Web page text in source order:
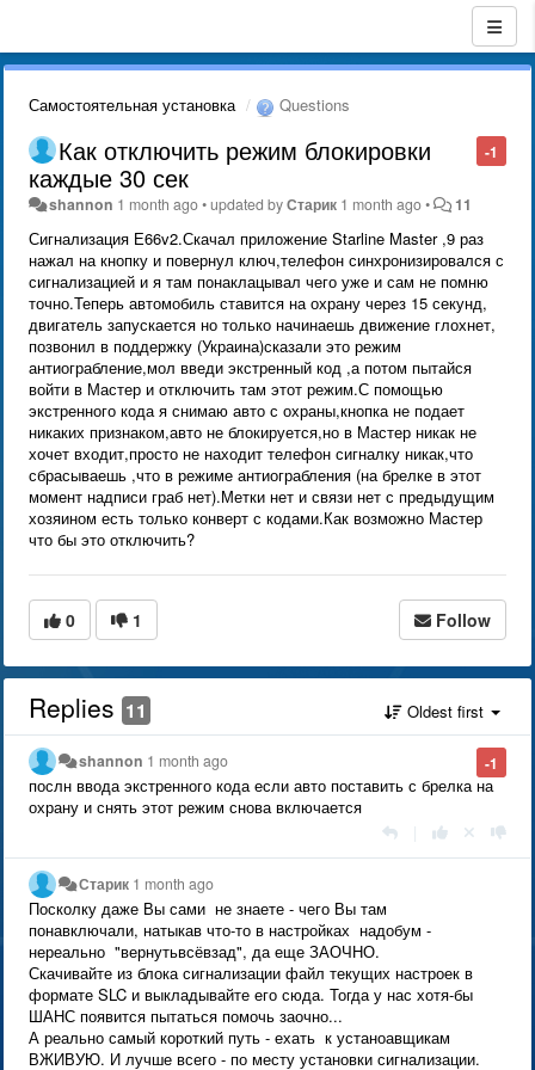
Самостоятельная установка Questions
-1
Как отключить режим блокировки
каждые 30 сек
shannon 1 month ago•updated byСтарик 1 month ago• 11
Сигнализация Е66v2.Скачал приложение Starline Master ,9 раз
нажал на кнопку и повернул ключ,телефон синхронизировался с
сигнализацией и я там понаклацывал чего уже и сам не помню
точно.Теперь автомобиль ставится на охрану через 15 секунд,
двигатель запускается но только начинаешь движение глохнет,
позвонил в поддержку (Украина)сказали это режим
антиограбление,мол введи экстренный код ,а потом пытайся
войти в Мастер и отключить там этот режим.С помощью
экстренного кода я снимаю авто с охраны,кнопка не подает
никаких признаком,авто не блокируется,но в Мастер никак не
хочет входит,просто не находит телефон сигналку никак,что
сбрасываешь ,что в режиме антиограбления (на брелке в этот
момент надписи граб нет).Метки нет и связи нет с предыдущим
хозяином есть только конверт с кодами.Как возможно Мастер
что бы это отключить?
0 1 Follow
Replies 11 Oldest first
-1
shannon 1 month ago
послн ввода экстренного кода если авто поставить с брелка на
охрану и снять этот режим снова включается
Старик 1 month ago
Посколку даже Вы сами не знаете - чего Вы там
понавключали, натыкав что-то в настройках надобум -
нереально "вернутьвсёвзад", да еще ЗАОЧНО.
Скачивайте из блока сигнализации файл текущих настроек в
формате SLC и выкладывайте его сюда. Тогда у нас хотя-бы
ШАНС появится пытаться помочь заочно...
А реально самый короткий путь - ехать к устаноавщикам
ВЖИВУЮ. И лучше всего - по месту установки сигнализации.